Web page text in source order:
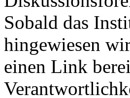
Sobald das
hingewiesen
einen Link